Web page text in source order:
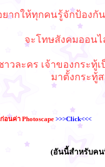
ยากให้ทุกคนรู้จักป้อง
จะโทษสังคมออนไ
าวละคร เจ้าของกระ
มาตั้งกระทู้
นค่า Photoscape>>>Click<<<
(อันนี้สำหรับคน